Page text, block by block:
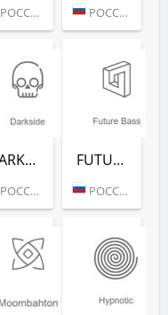
РОССИЯ (МОСКВА) РОССИЯ (МОСКВА)
DARKSIDE (РАДИО РЕКОРД)
РОССИЯ (МОСКВА)
FUTURE BASS (РАДИО РЕКОРД)
РОССИЯ (МОСКВА)